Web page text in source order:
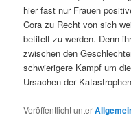
hier fast nur Frauen
Cora zu Recht von sich
betitelt zu werden. Denn
zwischen den
schwierigere Kampf um
Ursachen der
Veröffentlicht unter